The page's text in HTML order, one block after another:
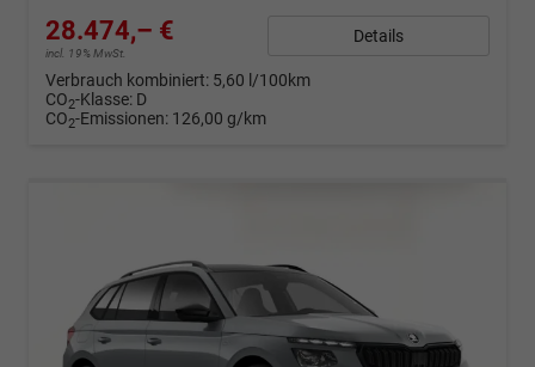
28.474,– €
incl. 19% MwSt.
Details
Verbrauch kombiniert: 5,60 l/100km
CO2-Klasse: D
CO2-Emissionen: 126,00 g/km